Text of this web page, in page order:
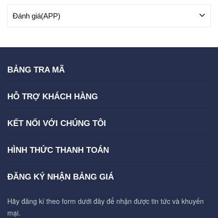
Đánh giá(APP)
BẢNG TRA MÃ
HỖ TRỢ KHÁCH HÀNG
KẾT NỐI VỚI CHÚNG TÔI
HÌNH THỨC THANH TOÁN
ĐĂNG KÝ NHẬN BẢNG GIÁ
Hãy đăng kí theo form dưới đây để nhận được tin tức và khuyến
mại.